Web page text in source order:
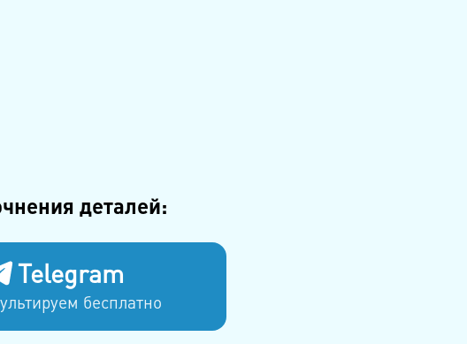
деталей:
Telegram
бесплатно